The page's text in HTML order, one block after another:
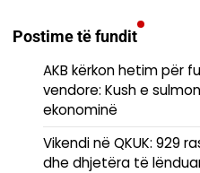
Postime të fundit
AKB kërkon hetim për
vendore: Kush e
ekonominë
Vikendi në QKUK: 929
dhe dhjetëra të